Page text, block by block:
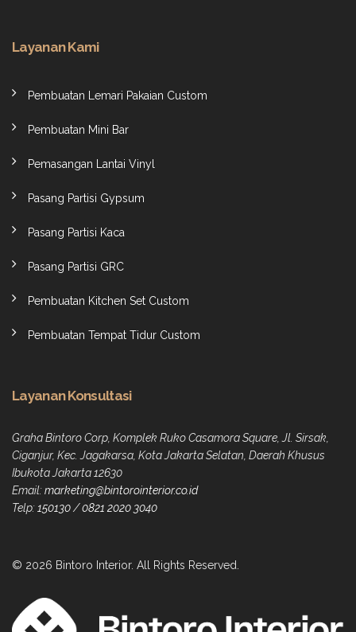
Layanan Kami
Pembuatan Lemari Pakaian Custom
Pembuatan Mini Bar
Pemasangan Lantai Vinyl
Pasang Partisi Gypsum
Pasang Partisi Kaca
Pasang Partisi GRC
Pembuatan Kitchen Set Custom
Pembuatan Tempat Tidur Custom
Layanan Konsultasi
Graha Bintoro Corp, Komplek Ruko Casamora Square, Jl. Sirsak,
Ciganjur, Kec. Jagakarsa, Kota Jakarta Selatan, Daerah Khusus
Ibukota Jakarta 12630
Email:marketing@bintorointerior.co.id
Telp: 150130/0821 2020 3040
© 2026 Bintoro Interior. All Rights Reserved.